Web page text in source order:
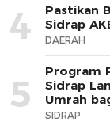
4
Pastikan
Sidrap
DAERAH
5
Program
Sidrap
Umrah
SIDRAP